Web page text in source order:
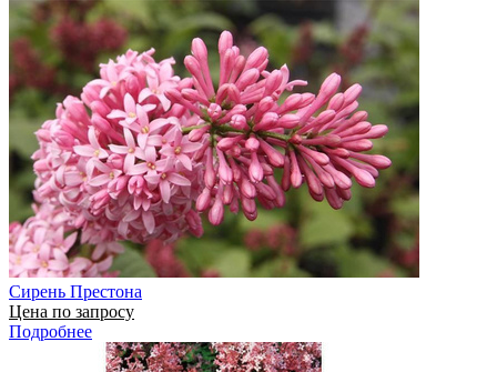
Сирень Престона
Цена по запросу
Подробнее